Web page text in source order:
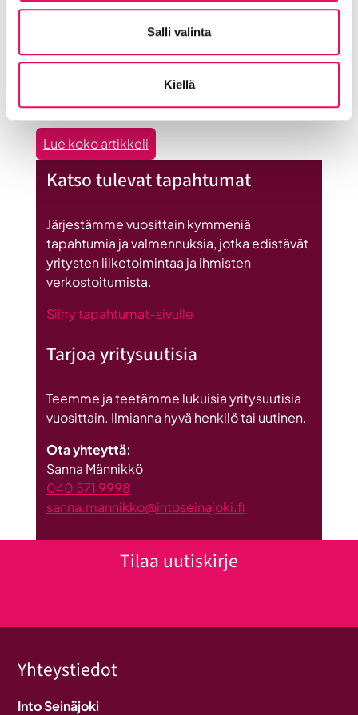
Salli valinta
Kiellä
Lue koko artikkeli:
lentoon
-
valmennuksessa
hyödyt
tuesta
Maailma löysi Seinäjoen
Uutiset
Lue koko artikkeli:
Maailma
löysi
Katso tulevat tapahtumat
Järjestämme vuosittain kymmeniä
tapahtumia ja valmennuksia, jotka edistävät
yritysten liiketoimintaa ja ihmisten
verkostoitumista.
Siirry tapahtumat-sivulle
Tarjoa yritysuutisia
Teemme ja teetämme lukuisia yritysuutisia
vuosittain. Ilmianna hyvä henkilö tai uutinen.
Ota yhteyttä:
Sanna Männikkö
040 571 9998
sanna.mannikko@intoseinajoki.fi
Tilaa uutiskirje
Yhteystiedot
Into Seinäjoki